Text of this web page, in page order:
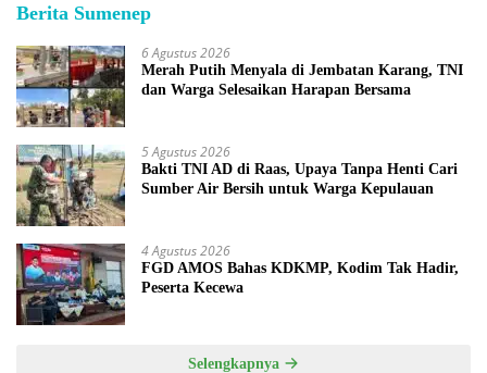
Berita Sumenep
6 Agustus 2026
Merah Putih Menyala di Jembatan Karang, TNI
dan Warga Selesaikan Harapan Bersama
5 Agustus 2026
Bakti TNI AD di Raas, Upaya Tanpa Henti Cari
Sumber Air Bersih untuk Warga Kepulauan
4 Agustus 2026
FGD AMOS Bahas KDKMP, Kodim Tak Hadir,
Peserta Kecewa
Selengkapnya